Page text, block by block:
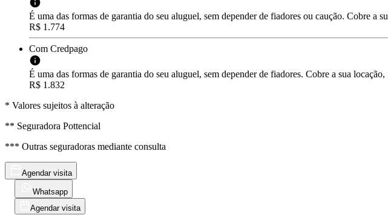
É uma das formas de garantia do seu aluguel, sem depender de fiadores ou caução. Cobre
R$ 1.774
Com Credpago
É uma das formas de garantia do seu aluguel, sem depender de fiadores. Cobre a sua
R$ 1.832
* Valores sujeitos à alteração
** Seguradora Pottencial
*** Outras seguradoras mediante consulta
Agendar visita
Whatsapp
Agendar visita